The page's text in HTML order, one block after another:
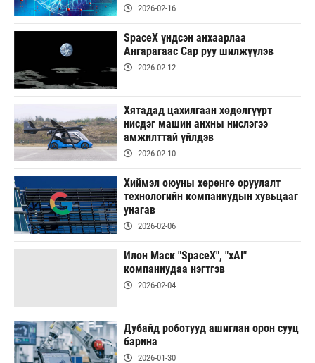
2026-02-16
SpaceX үндсэн анхаарлаа
Ангарагаас Сар руу шилжүүлэв
2026-02-12
Хятадад цахилгаан хөдөлгүүрт
нисдэг машин анхны нислэгээ
амжилттай үйлдэв
2026-02-10
Хиймэл оюуны хөрөнгө оруулалт
технологийн компаниудын хувьцааг
унагав
2026-02-06
Илон Маск "SpaceX", "xAI"
компаниудаа нэгтгэв
2026-02-04
Дубайд роботууд ашиглан орон сууц
барина
2026-01-30